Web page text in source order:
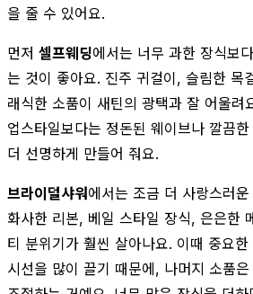
을 줄 수 있어요.
먼저 셀프웨딩에서는 너무 과한 장식보
는 것이 좋아요. 진주 귀걸이, 슬림한 목
래식한 소품이 새틴의 광택과 잘 어울려
업스타일보다는 정돈된 웨이브나 깔끔
더 선명하게 만들어 줘요.
브라이덜샤워에서는 조금 더 사랑스러
화사한 리본, 베일 스타일 장식, 은은한
티 분위기가 훨씬 살아나요. 이때 중요
시선을 많이 끌기 때문에, 나머지 소품